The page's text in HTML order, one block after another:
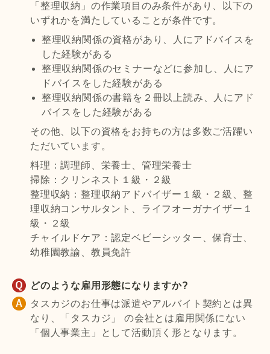
「整理収納」の作業項目のみ条件があり、以下の
いずれかを満たしていることが条件です。
整理収納関係の資格があり、人にアドバイスを
した経験がある
整理収納関係のセミナーなどに参加し、人にア
ドバイスをした経験がある
整理収納関係の書籍を２冊以上読み、人にアド
バイスをした経験がある
その他、以下の資格をお持ちの方は多数ご活躍い
ただいています。
料理：調理師、栄養士、管理栄養士
掃除：クリンネスト１級・２級
整理収納：整理収納アドバイザー１級・２級、整
理収納コンサルタント、ライフオーガナイザー１
級・２級
チャイルドケア：認定ベビーシッター、保育士、
幼稚園教諭、教員免許
どのような雇用形態になりますか?
タスカジのお仕事は派遣やアルバイト契約とは異
なり、「タスカジ」 の会社とは雇用関係にない
「個人事業主」として活動頂く形となります。